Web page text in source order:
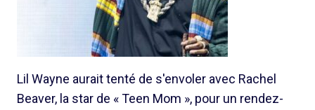
Lil Wayne aurait tenté de s'envoler avec Rachel
Beaver, la star de « Teen Mom », pour un rendez-